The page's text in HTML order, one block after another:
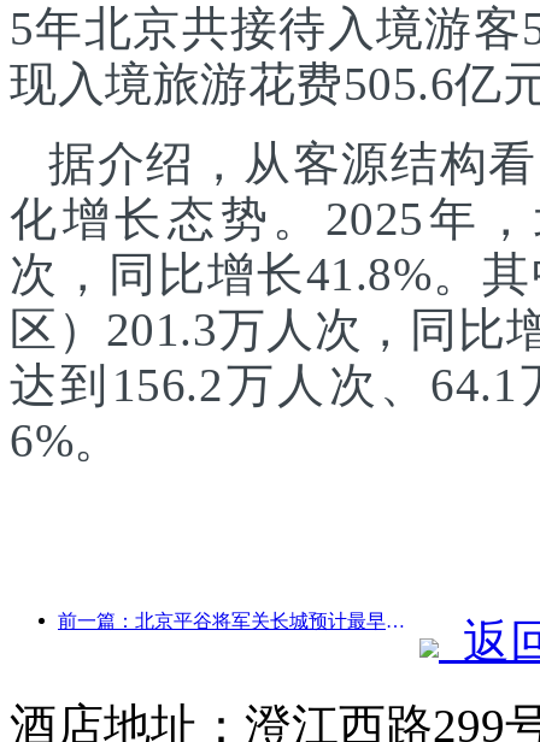
5年北京共接待入境游客
现入境旅游花费505.6亿
据介绍，从客源结构
化增长态势。2025年
次，同比增长41.8%。
区）201.3万人次，同比
达到156.2万人次、
6%。
前一篇：北京平谷将军关长城预计最早于2026年底开门迎客
返
酒店地址：澄江西路299